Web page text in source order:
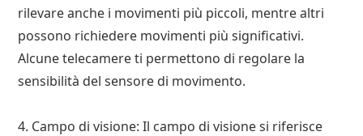
rilevare anche i movimenti più piccoli, mentre altri
possono richiedere movimenti più significativi.
Alcune telecamere ti permettono di regolare la
sensibilità del sensore di movimento.
4. Campo di visione: Il campo di visione si riferisce